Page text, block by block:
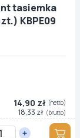
tasiemka
KBPE09
14,90 zł (netto)
18,33 zł (brutto)